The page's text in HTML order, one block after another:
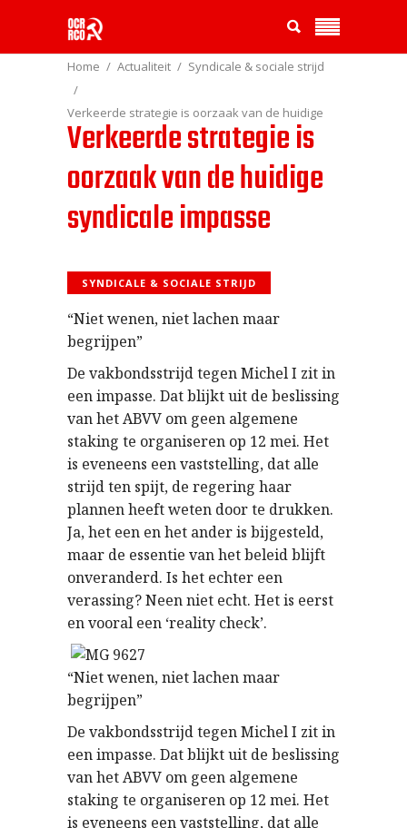
Home Actualiteit Syndicale & sociale strijd
Verkeerde strategie is oorzaak van de huidige
syndicale impasse
Verkeerde strategie is
oorzaak van de huidige
syndicale impasse
SYNDICALE & SOCIALE STRIJD
“Niet wenen, niet lachen maar
begrijpen”
De vakbondsstrijd tegen Michel I zit in
een impasse. Dat blijkt uit de beslissing
van het ABVV om geen algemene
staking te organiseren op 12 mei. Het
is eveneens een vaststelling, dat alle
strijd ten spijt, de regering haar
plannen heeft weten door te drukken.
Ja, het een en het ander is bijgesteld,
maar de essentie van het beleid blijft
onveranderd. Is het echter een
verassing? Neen niet echt. Het is eerst
en vooral een ‘reality check’.
“Niet wenen, niet lachen maar
begrijpen”
De vakbondsstrijd tegen Michel I zit in
een impasse. Dat blijkt uit de beslissing
van het ABVV om geen algemene
staking te organiseren op 12 mei. Het
is eveneens een vaststelling, dat alle